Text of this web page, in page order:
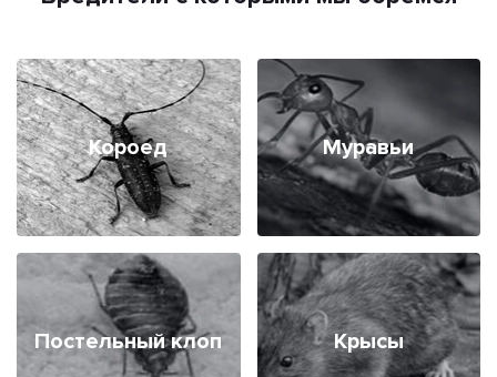
Короед Муравьи
Постельный клоп Крысы